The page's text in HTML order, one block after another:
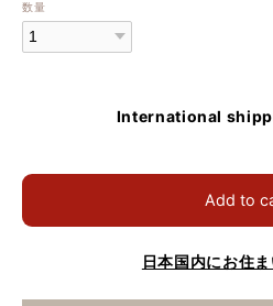
数量
International
Add to
日本国内にお住